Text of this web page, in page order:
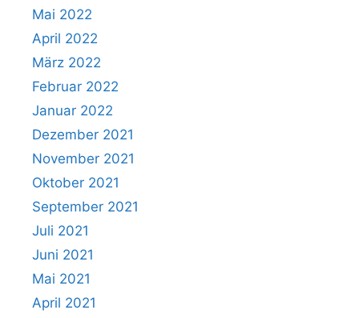
Mai 2022
April 2022
März 2022
Februar 2022
Januar 2022
Dezember 2021
November 2021
Oktober 2021
September 2021
Juli 2021
Juni 2021
Mai 2021
April 2021